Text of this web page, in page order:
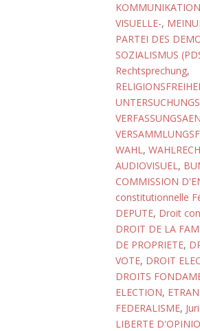
VISUELLE-,
PARTEI DES
SOZIALISMUS
Rechtsprechung,
WAHL,
AUDIOVISUEL,
COMMISSION
constitutionnelle
DEPUTE, Droit
DROIT DE LA
DE PROPRIETE,
VOTE, DROIT
DROITS
ELECTION,
FEDERALISME,
LIBERTE